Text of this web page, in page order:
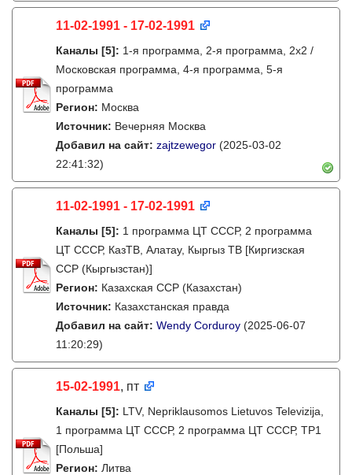
11-02-1991 - 17-02-1991
Каналы [5]: 1-я программа, 2-я программа, 2х2 /
Московская программа, 4-я программа, 5-я
программа
Регион: Москва
Источник: Вечерняя Москва
Добавил на сайт: zajtzewegor (2025-03-02
22:41:32)
11-02-1991 - 17-02-1991
Каналы [5]: 1 программа ЦТ СССР, 2 программа
ЦТ СССР, КазТВ, Алатау, Кыргыз ТВ [Киргизская
ССР (Кыргызстан)]
Регион: Казахская ССР (Казахстан)
Источник: Казахстанская правда
Добавил на сайт: Wendy Corduroy (2025-06-07
11:20:29)
15-02-1991, пт
Каналы [5]: LTV, Nepriklausomos Lietuvos Televizija,
1 программа ЦТ СССР, 2 программа ЦТ СССР, TP1
[Польша]
Регион: Литва